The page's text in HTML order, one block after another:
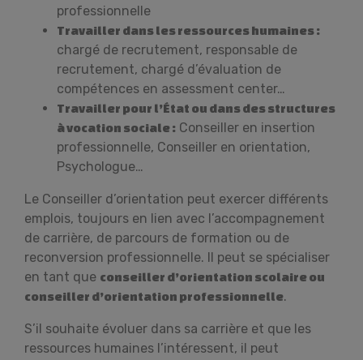
professionnelle
Travailler dans les ressources humaines :
chargé de recrutement, responsable de
recrutement, chargé d’évaluation de
compétences en assessment center…
Travailler pour l’État ou dans des structures
à vocation sociale : Conseiller en insertion
professionnelle, Conseiller en orientation,
Psychologue…
Le Conseiller d’orientation peut exercer différents
emplois, toujours en lien avec l’accompagnement
de carrière, de parcours de formation ou de
reconversion professionnelle. Il peut se spécialiser
en tant que conseiller d’orientation scolaire ou
conseiller d’orientation professionnelle.
S’il souhaite évoluer dans sa carrière et que les
ressources humaines l’intéressent, il peut